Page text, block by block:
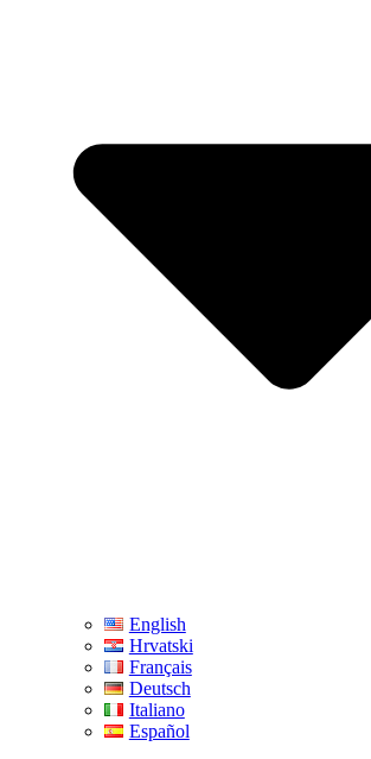
English
Hrvatski
Français
Deutsch
Italiano
Español